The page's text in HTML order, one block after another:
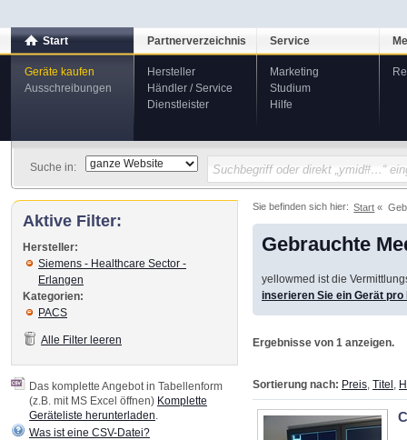
Start
Geräte kaufen
Ausschreibungen
Partnerverzeichnis
Hersteller
Händler / Service
Dienstleister
Service
Marketing
Studium
Hilfe
Suche in:
Sie befinden sich hier: Start
Gebrauchte
yellowmed ist die
inserieren Sie ein Gerät
Ergebnisse von 1 anzeigen.
Sortierung nach: Preis Titel
Aktive Filter:
Hersteller:
Siemens - Healthcare Sector -
Erlangen
Kategorien:
PACS
Alle Filter leeren
Das komplette Angebot in Tabellenform
(z.B. mit MS Excel öffnen) Komplette
Geräteliste herunterladen
Was ist eine CSV-Datei?